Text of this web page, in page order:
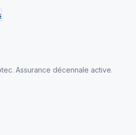
Assurance décennale active.